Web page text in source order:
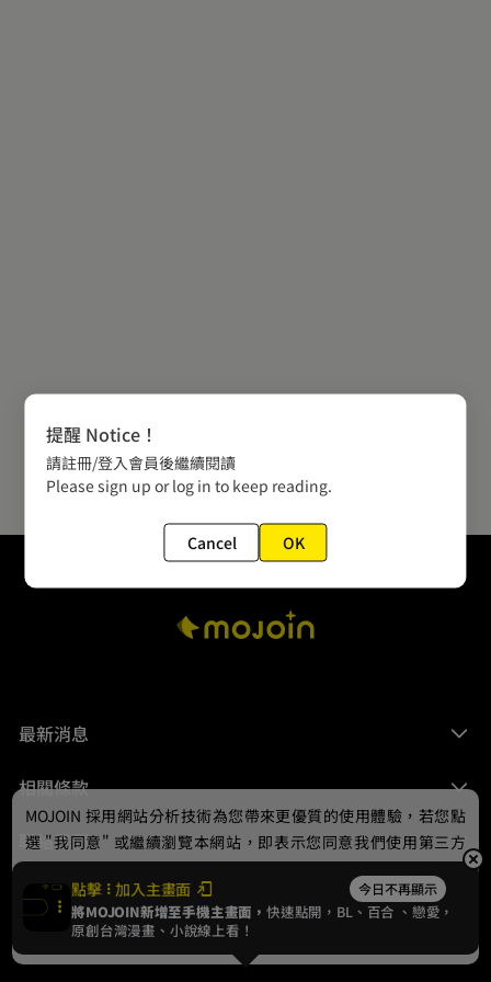
最新消息
相關條款
聯絡我們
© 2024 gamania Digital Entertainment Co., Ltd.
點擊 加入主畫面 今日不再顯示
將MOJOIN新增至手機主畫面，快速點開，BL、 百合 、戀愛，
原創台灣漫畫、小說線上看！
MOJOIN 採用網站分析技術為您帶來更優質的使用體驗，若您點
選 "我同意" 或繼續瀏覽本網站，即表示您同意我們使用第三方
Cookie，欲瞭解更多資訊請見隱私權政策。
我同意
提醒 Notice！
請註冊/登入會員後繼續閱讀
Please sign up or log in to keep reading.
Cancel OK